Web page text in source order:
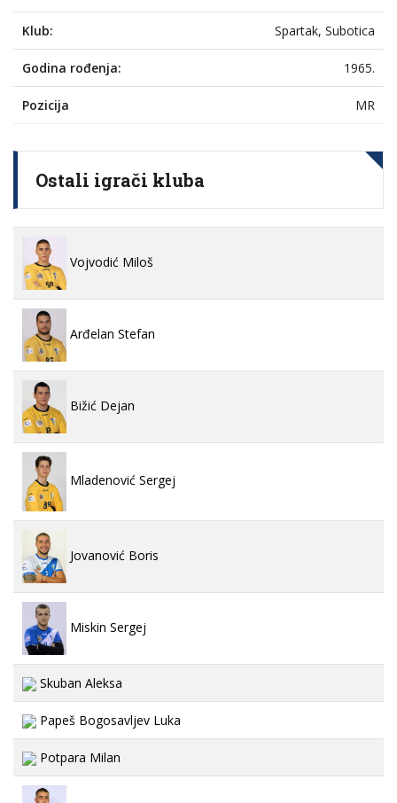
Klub: Spartak, Subotica
Godina rođenja: 1965.
Pozicija MR
Ostali igrači kluba
Vojvodić Miloš
Arđelan Stefan
Bižić Dejan
Mladenović Sergej
Jovanović Boris
Miskin Sergej
Skuban Aleksa
Papeš Bogosavljev Luka
Potpara Milan